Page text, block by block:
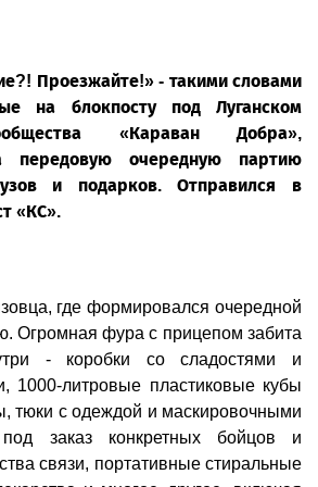
Проезжайте!» - такими словами
на блокпосту под Луганском
«Караван Добра»,
передовую очередную партию
и подарков. Отправился в
«КС».
где формировался очередной
Огромная фура с прицепом забита
- коробки со сладостями и
1000-литровые пластиковые кубы
тюки с одеждой и маскировочными
заказ конкретных бойцов и
связи, портативные стиральные